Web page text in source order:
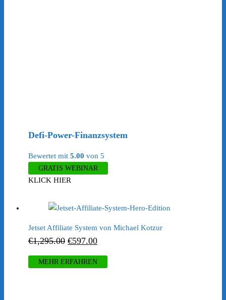
Defi-Power-Finanzsystem
Bewertet mit 5.00 von 5
GRATIS WEBINAR
KLICK HIER
Jetset Affiliate System von Michael Kotzur
€1,295.00 Ursprünglicher
Preis
war:
€597.00Aktueller
Preis
ist:
MEHR ERFAHREN